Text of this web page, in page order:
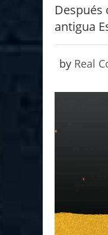
Después
antigua
by Real